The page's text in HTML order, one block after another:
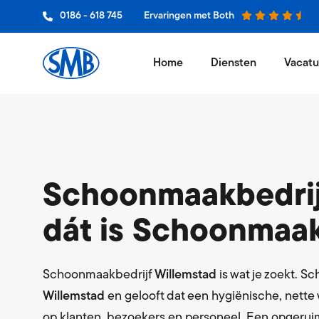
0186 - 618 745 Ervaringen met Both
Home Diensten
Een vak
dát is
SchoonmaakbedrijfWillemstad is wat je zoekt.
Willemstad en gelooft dat een hygiënische,